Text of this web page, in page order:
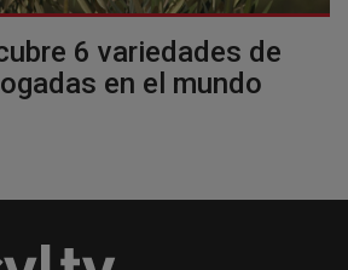
6 variedades de
en el mundo